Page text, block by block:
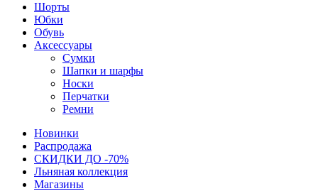
Шорты
Юбки
Обувь
Аксессуары
Сумки
Шапки и шарфы
Носки
Перчатки
Ремни
Новинки
Распродажа
СКИДКИ ДО -70%
Льняная коллекция
Магазины